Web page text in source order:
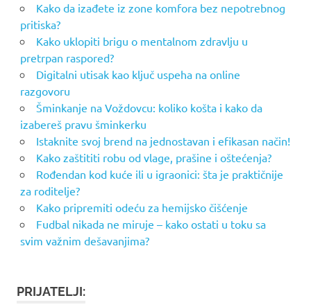
Kako da izađete iz zone komfora bez nepotrebnog
pritiska?
Kako uklopiti brigu o mentalnom zdravlju u
pretrpan raspored?
Digitalni utisak kao ključ uspeha na online
razgovoru
Šminkanje na Voždovcu: koliko košta i kako da
izabereš pravu šminkerku
Istaknite svoj brend na jednostavan i efikasan način!
Kako zaštititi robu od vlage, prašine i oštećenja?
Rođendan kod kuće ili u igraonici: šta je praktičnije
za roditelje?
Kako pripremiti odeću za hemijsko čišćenje
Fudbal nikada ne miruje – kako ostati u toku sa
svim važnim dešavanjima?
PRIJATELJI: